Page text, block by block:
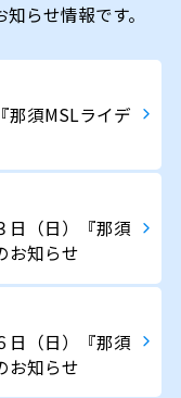
らせ情報です。
那須MSLライデ
日（日）『那須
お知らせ
日（日）『那須
お知らせ